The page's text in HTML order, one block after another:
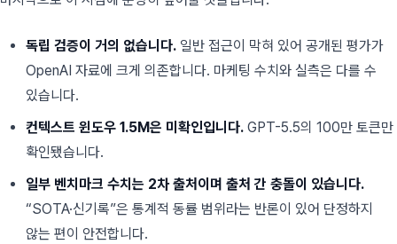
독립 검증이 거의 없습니다.일반 접근이 막혀 있어 공개된 평가가
OpenAI 자료에 크게 의존합니다. 마케팅 수치와 실측은 다를 수
있습니다.
컨텍스트 윈도우 1.5M은 미확인입니다.GPT-5.5의 100만 토큰만
확인됐습니다.
일부 벤치마크 수치는 2차 출처이며 출처 간 충돌이 있습니다.
“SOTA·신기록”은 통계적 동률 범위라는 반론이 있어 단정하지
않는 편이 안전합니다.